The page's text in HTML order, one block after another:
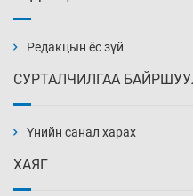
Өчигдөр 14
нэмэгджээ
Редакцын ёс зүй
СУРТАЛЧИЛГАА
Үнийн санал харах
ХАЯГ